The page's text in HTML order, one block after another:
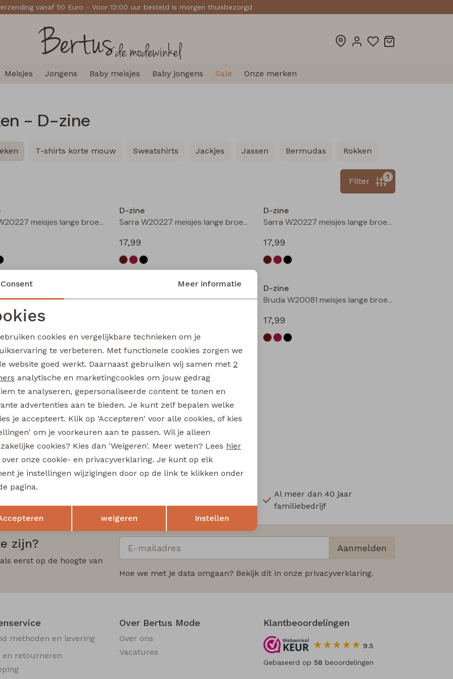
vanaf 50 Euro - Voor 12:00 uur besteld is morgen thuisbezorgd
Meisjes Jongens Baby meisjes Baby jongens Sale Onze merken
- D-zine
T-shirts korte mouw Sweatshirts Jackjes Jassen Bermudas Rokken
1
Filter
Sarra W20227 meisjes lange broek Bruin donker
D-zine
Sarra W20227 meisjes lange broek Wijnrood
17,99
D-zine
Sarra W20227 meisjes lange broek Zwart
17,99
Bandra W20079 meisjes lange broek Wijnrood
Stud W20240 meisjes lange broek Denim grey
D-zine
Bruda W20081 meisjes lange broek Bruin donker
17,99
Bruda W20081 meisjes lange broek Zwart
thuisbezorgd
Al meer dan 40 jaar
familiebedrijf
zijn?
eerst op de hoogte van
Aanmelden
Hoe we met je data omgaan? Bekijk dit in onze privacyverklaring.
methoden en levering
en retourneren
Over Bertus Mode
Over ons
Vacatures
Klantbeoordelingen
9.5
Gebaseerd op 58 beoordelingen
cookies
cookies Marketing cookies
Terug Opslaan
Consent Meer informatie
cookies en vergelijkbare technieken om je
te verbeteren. Met functionele cookies zorgen we
website goed werkt. Daarnaast gebruiken wij samen met 2
analytische en marketingcookies om jouw gedrag
te analyseren, gepersonaliseerde content te tonen en
advertenties aan te bieden. Je kunt zelf bepalen welke
je accepteert. Klik op 'Accepteren' voor alle cookies, of kies
om je voorkeuren aan te passen. Wil je alleen
cookies? Kies dan 'Weigeren'. Meer weten? Lees hier
over onze cookie- en privacyverklaring. Je kunt op elk
je instellingen wijzigingen door op de link te klikken onder
pagina.
weigeren Instellen